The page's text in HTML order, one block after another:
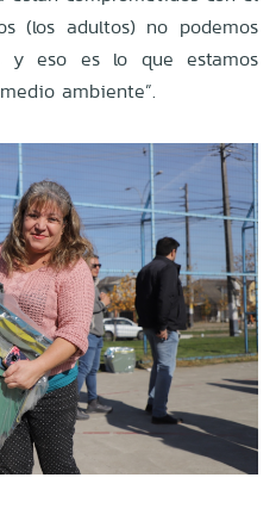
(los adultos) no podemos
y eso es lo que estamos
ambiente”.